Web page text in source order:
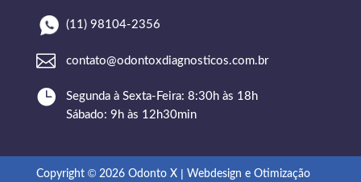
(11) 98104-2356
 contato@odontoxdiagnosticos.com.br

Segunda à Sexta-Feira: 8:30h às 18h
Sábado: 9h às 12h30min
Copyright ©2026 Odonto X | Webdesign e Otimização